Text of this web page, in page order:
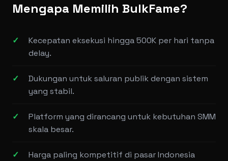
Mengapa Memilih BulkFame?
Kecepatan eksekusi hingga 500K per hari tanpa
delay.
Dukungan untuk saluran publik dengan sistem
yang stabil.
Platform yang dirancang untuk kebutuhan SMM
skala besar.
Harga paling kompetitif di pasar Indonesia